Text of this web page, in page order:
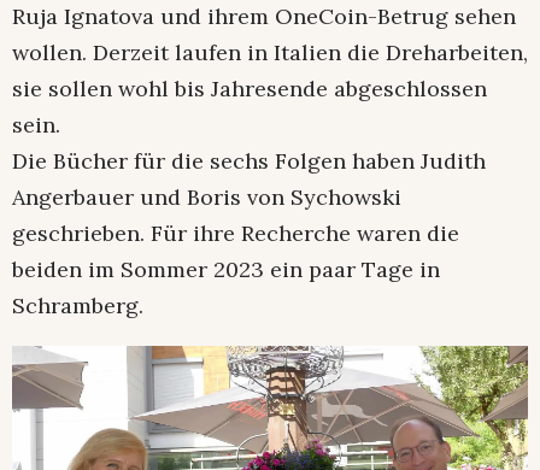
Ruja Ignatova und ihrem OneCoin-Betrug sehen
wollen. Derzeit laufen in Italien die Dreharbeiten,
sie sollen wohl bis Jahresende abgeschlossen
sein.
Die Bücher für die sechs Folgen haben Judith
Angerbauer und Boris von Sychowski
geschrieben. Für ihre Recherche waren die
beiden im Sommer 2023 ein paar Tage in
Schramberg.